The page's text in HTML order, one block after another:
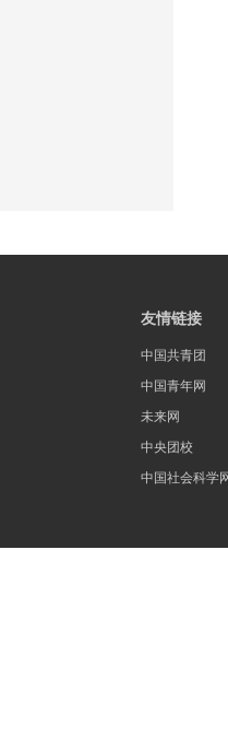
友情链接
中国共青团
中国青年网
未来网
中央团校
中国社会科学